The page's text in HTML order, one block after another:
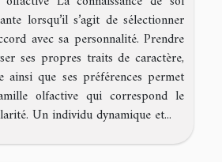
lorsqu’il s’agit de sélectionner
avec sa personnalité. Prendre
ses propres traits de caractère,
ainsi que ses préférences permet
olfactive qui correspond le
Un individu dynamique et...